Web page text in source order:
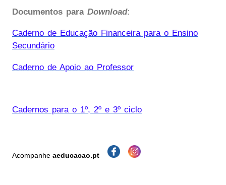
Documentos para Download:
Caderno de Educação Financeira para o Ensino
Secundário
Caderno de Apoio ao Professor
Cadernos para o 1º, 2º e 3º ciclo
Acompanhe aeducacao.pt